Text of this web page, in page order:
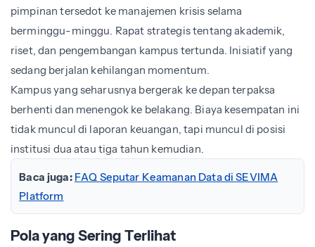
pimpinan tersedot ke manajemen krisis selama
berminggu-minggu. Rapat strategis tentang akademik,
riset, dan pengembangan kampus tertunda. Inisiatif yang
sedang berjalan kehilangan momentum.
Kampus yang seharusnya bergerak ke depan terpaksa
berhenti dan menengok ke belakang. Biaya kesempatan ini
tidak muncul di laporan keuangan, tapi muncul di posisi
institusi dua atau tiga tahun kemudian.
Baca juga: FAQ Seputar Keamanan Data di SEVIMA
Platform
Pola yang Sering Terlihat